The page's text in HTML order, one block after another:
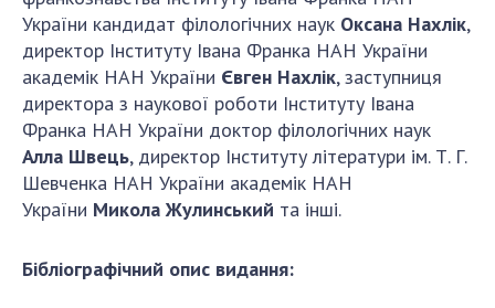
України кандидат філологічних наук Оксана Нахлік,
директор Інституту Івана Франка НАН України
академік НАН України Євген Нахлік, заступниця
директора з наукової роботи Інституту Івана
Франка НАН України доктор філологічних наук
Алла Швець, директор Інституту літератури ім. Т. Г.
Шевченка НАН України академік НАН
України Микола Жулинський та інші.
Бібліографічний опис видання: